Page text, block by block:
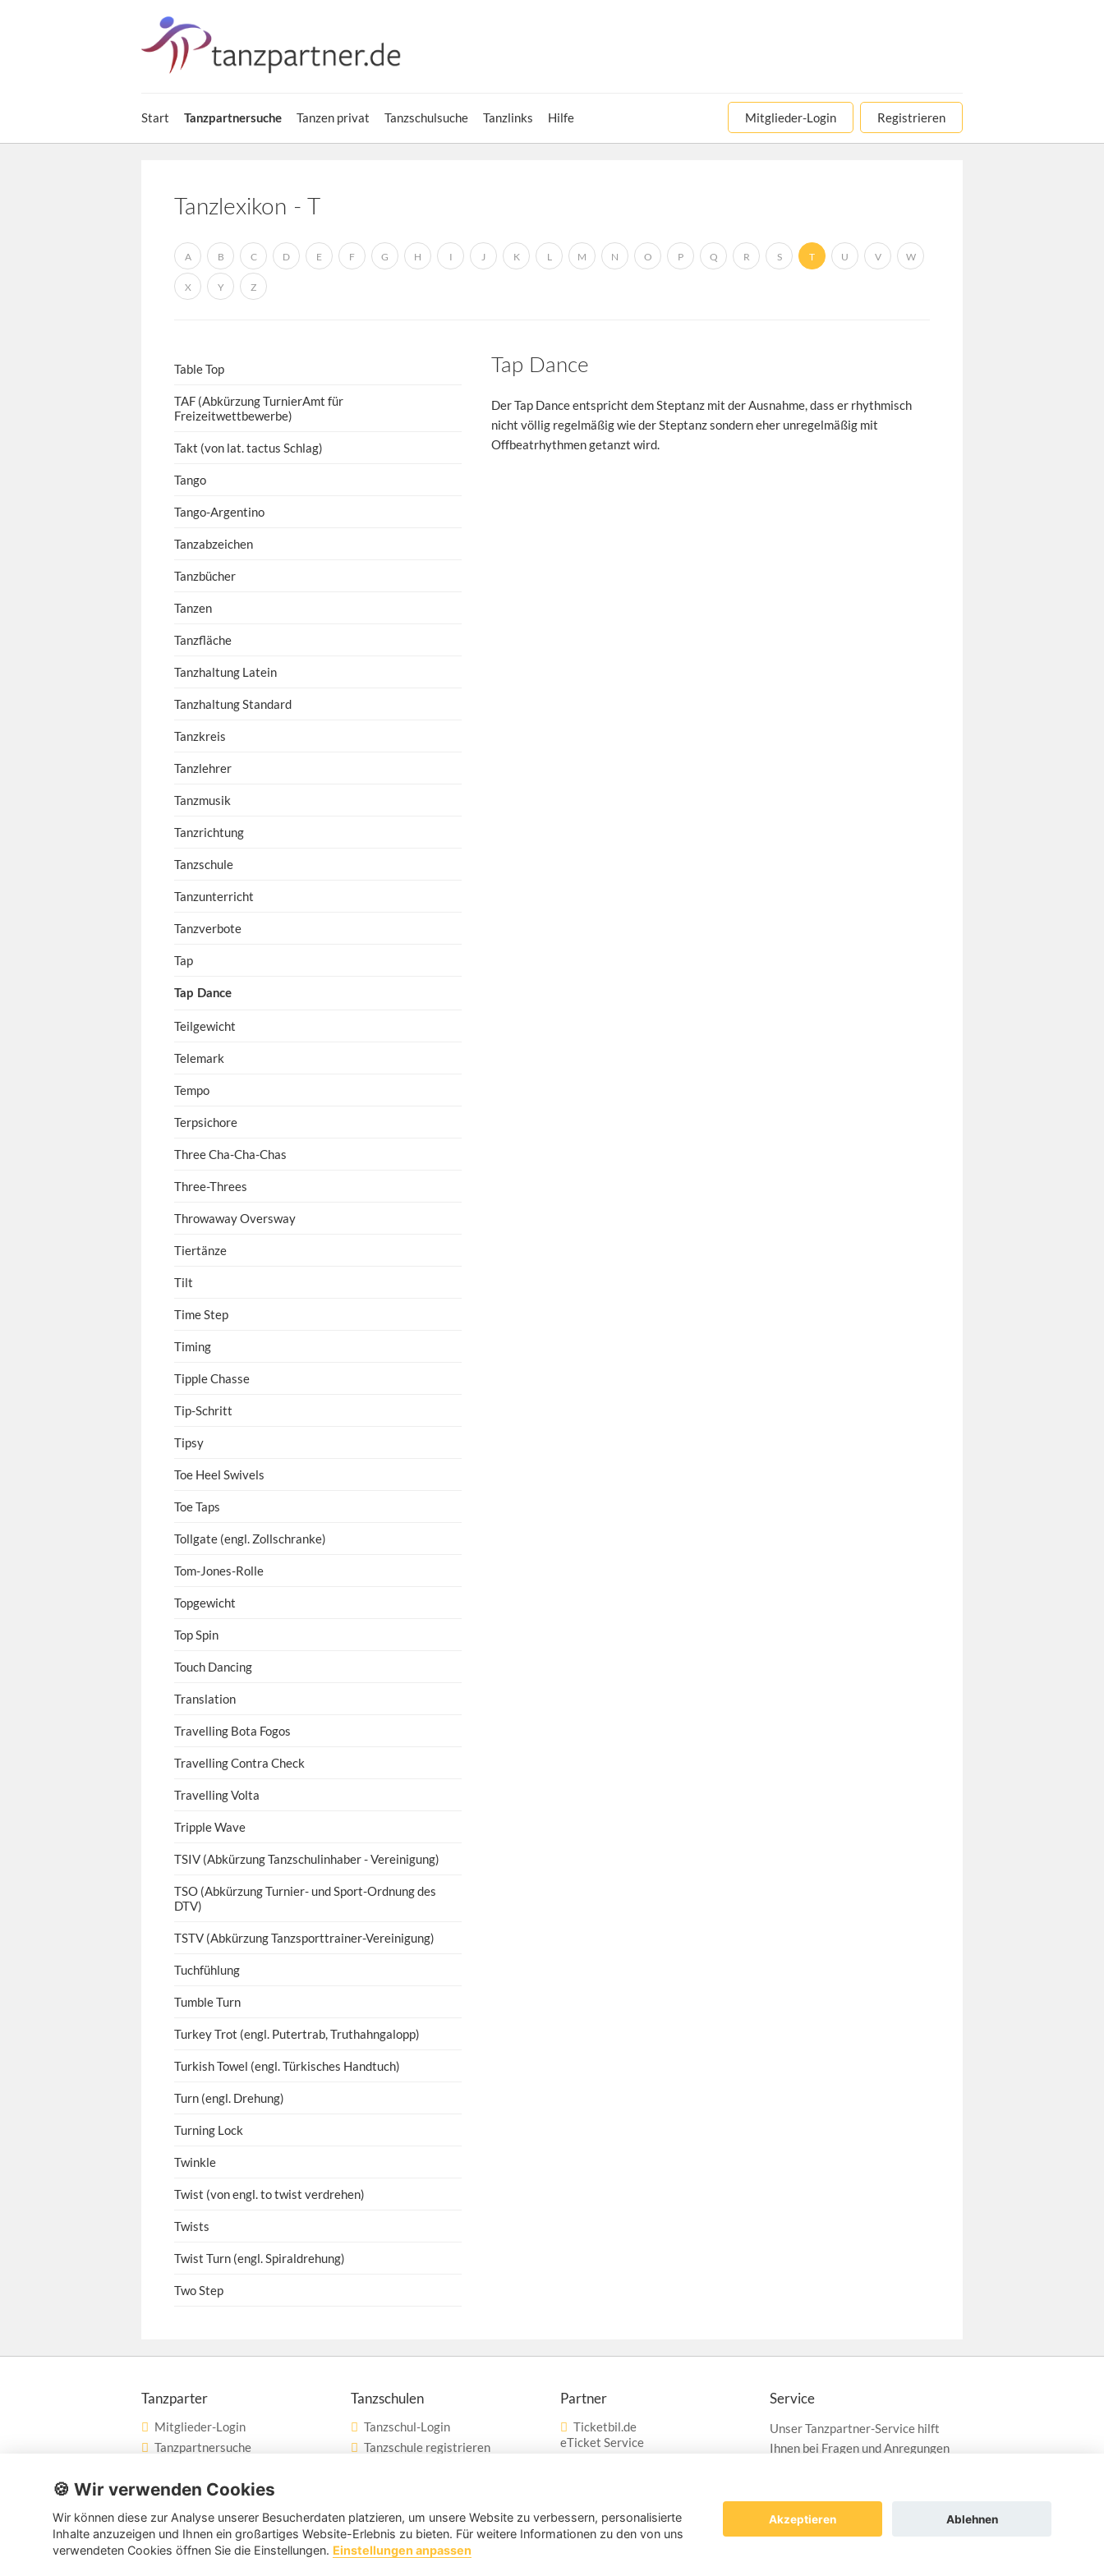
Start Tanzpartnersuche Tanzen privat Tanzschulsuche Tanzlinks Hilfe Mitglieder-Login Registrieren
Tanzlexikon - T
A B C D E F G H I J K L M N O P Q R S T U V W
X Y Z
Table Top
TAF (Abkürzung TurnierAmt für
Freizeitwettbewerbe)
Takt (von lat. tactus Schlag)
Tango
Tango-Argentino
Tanzabzeichen
Tanzbücher
Tanzen
Tanzfläche
Tanzhaltung Latein
Tanzhaltung Standard
Tanzkreis
Tanzlehrer
Tanzmusik
Tanzrichtung
Tanzschule
Tanzunterricht
Tanzverbote
Tap
Tap Dance
Teilgewicht
Telemark
Tempo
Terpsichore
Three Cha-Cha-Chas
Three-Threes
Throwaway Oversway
Tiertänze
Tilt
Time Step
Timing
Tipple Chasse
Tip-Schritt
Tipsy
Toe Heel Swivels
Toe Taps
Tollgate (engl. Zollschranke)
Tom-Jones-Rolle
Topgewicht
Top Spin
Touch Dancing
Translation
Travelling Bota Fogos
Travelling Contra Check
Travelling Volta
Tripple Wave
TSIV (Abkürzung Tanzschulinhaber - Vereinigung)
TSO (Abkürzung Turnier- und Sport-Ordnung des
DTV)
TSTV (Abkürzung Tanzsporttrainer-Vereinigung)
Tuchfühlung
Tumble Turn
Turkey Trot (engl. Putertrab, Truthahngalopp)
Turkish Towel (engl. Türkisches Handtuch)
Turn (engl. Drehung)
Turning Lock
Twinkle
Twist (von engl. to twist verdrehen)
Twists
Twist Turn (engl. Spiraldrehung)
Two Step
Tap Dance
Der Tap Dance entspricht dem Steptanz mit der Ausnahme, dass er rhythmisch
nicht völlig regelmäßig wie der Steptanz sondern eher unregelmäßig mit
Offbeatrhythmen getanzt wird.
Tanzparter
Mitglieder-Login
Tanzpartnersuche
Tanzschulsuche
Tanzschulen
Tanzschul-Login
Tanzschule registrieren
Partner
Ticketbil.de
eTicket Service
Service
Unser Tanzpartner-Service hilft
Ihnen bei Fragen und Anregungen
🍪 Wir verwenden Cookies
Wir können diese zur Analyse unserer Besucherdaten platzieren, um unsere Website zu verbessern, personalisierte
Inhalte anzuzeigen und Ihnen ein großartiges Website-Erlebnis zu bieten. Für weitere Informationen zu den von uns
verwendeten Cookies öffnen Sie die Einstellungen. Einstellungen anpassen
Akzeptieren Ablehnen